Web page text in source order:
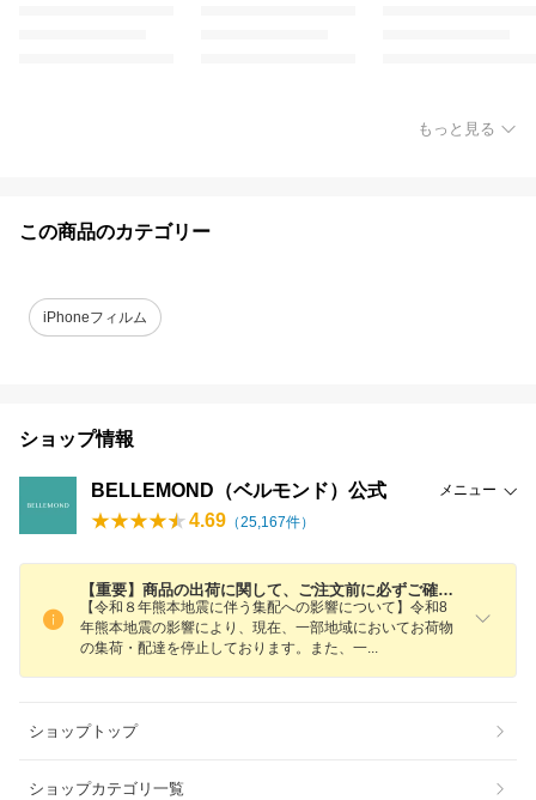
もっと見る
この商品のカテゴリー
iPhoneフィルム
ショップ情報
BELLEMOND（ベルモンド）公式 メニュー
4.69 （25,167件）
【重要】商品の出荷に関して、ご注文前に必ずご確認お願い致します。
【令和８年熊本地震に伴う集配への影響について】令和8
年熊本地震の影響により、現在、一部地域においてお荷物
の集荷・配達を停止しております。また、 一
ショップトップ
ショップカテゴリ一覧